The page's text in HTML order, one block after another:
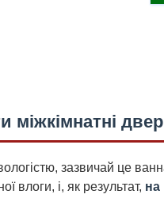
міжкімнатні
зазвичай це
влоги, і, як результат, на